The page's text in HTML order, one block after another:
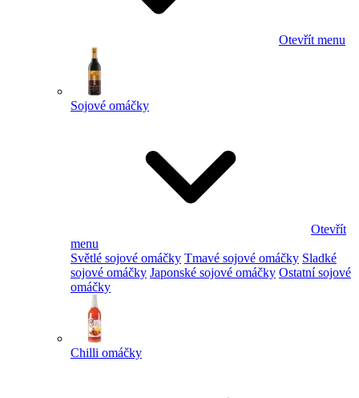
Otevřít menu
Sojové omáčky
Otevřít
menu
Světlé sojové omáčky Tmavé sojové omáčky Sladké
sojové omáčky Japonské sojové omáčky Ostatní sojové
omáčky
Chilli omáčky